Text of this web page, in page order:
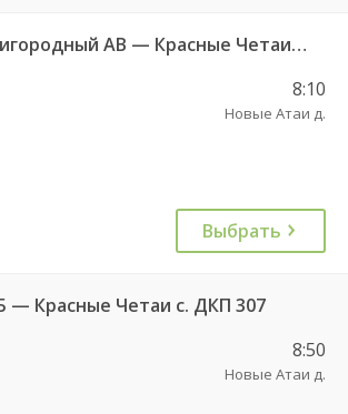
Чебоксары Пригородный АВ — Красные Четаи с. ДКП ч/з Аликово с. ДКП 753
8:10
Новые Атаи д.
Выбрать
— Красные Четаи с. ДКП 307
8:50
Новые Атаи д.